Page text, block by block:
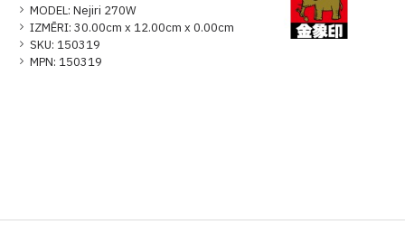
MODEL: Nejiri 270W
IZMĒRI: 30.00cm x 12.00cm x 0.00cm
SKU: 150319
MPN: 150319